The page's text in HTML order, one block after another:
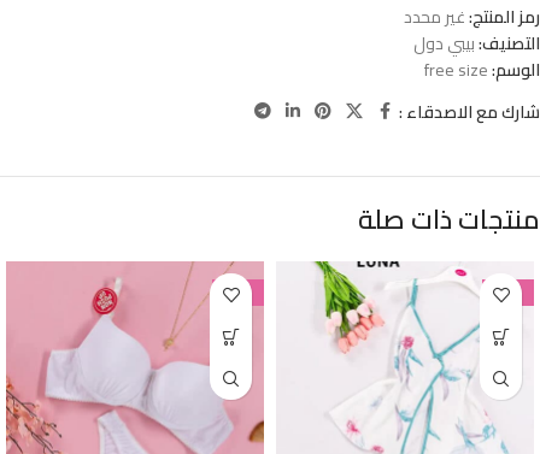
رمز المنتج:غير محدد
التصنيف:بيبي دول
الوسم:free size
شارك مع الاصدقاء :
منتجات ذات صلة
-38%
-38%